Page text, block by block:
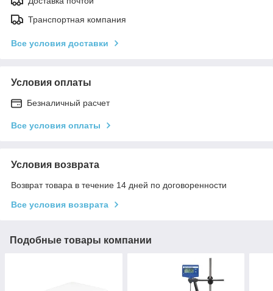
Транспортная компания
Все условия доставки
Условия оплаты
Безналичный расчет
Все условия оплаты
Условия возврата
Возврат товара в течение 14 дней по договоренности
Все условия возврата
Подобные товары компании